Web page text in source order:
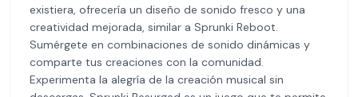
existiera, ofrecería un diseño de sonido fresco y una
creatividad mejorada, similar a Sprunki Reboot.
Sumérgete en combinaciones de sonido dinámicas y
comparte tus creaciones con la comunidad.
Experimenta la alegría de la creación musical sin